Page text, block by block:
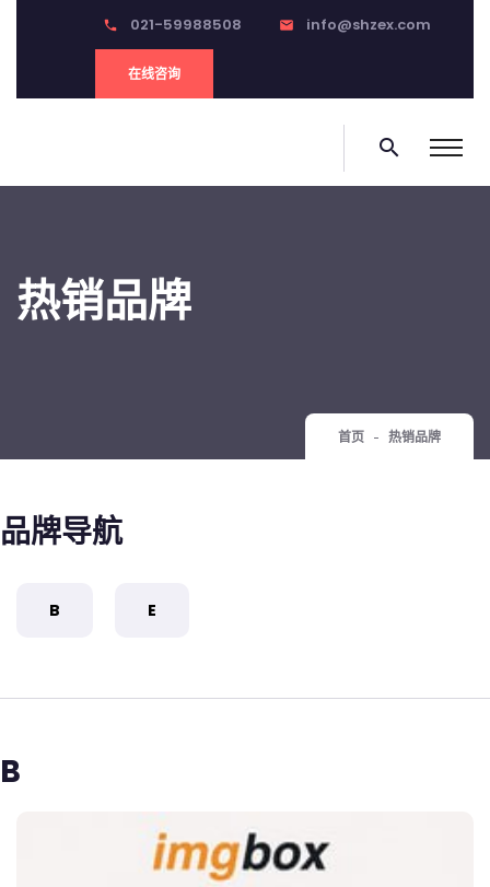
phone 021-59988508 email info@shzex.com
在线咨询
search
热销品牌
首页 热销品牌
品牌导航
B E
B